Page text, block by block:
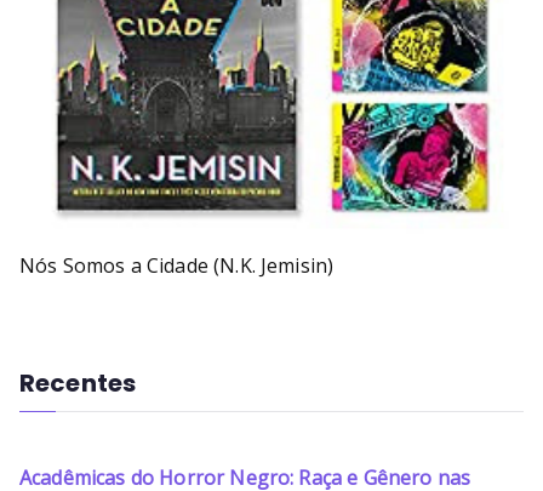
Nós Somos a Cidade (N.K. Jemisin)
Recentes
Acadêmicas do Horror Negro: Raça e Gênero nas